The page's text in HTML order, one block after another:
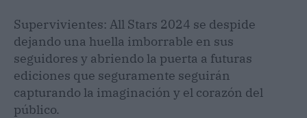
Supervivientes: All Stars 2024 se despide
dejando una huella imborrable en sus
seguidores y abriendo la puerta a futuras
ediciones que seguramente seguirán
capturando la imaginación y el corazón del
público.